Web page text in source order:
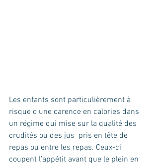
Les enfants sont particulièrement à
risque d’une carence en calories dans
un régime qui mise sur la qualité des
crudités ou des jus  pris en tête de
repas ou entre les repas. Ceux-ci
coupent l’appétit avant que le plein en